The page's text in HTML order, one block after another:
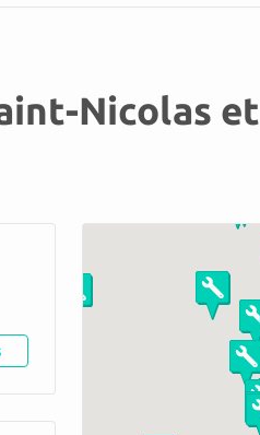
Nicolas et